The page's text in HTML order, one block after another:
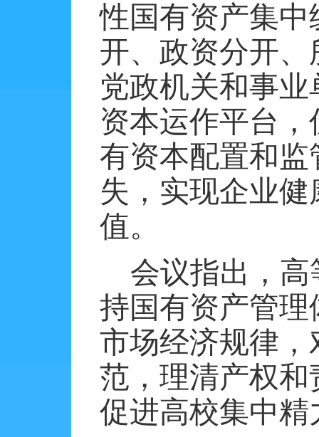
性国有资产集
开、政资分开
党政机关和事
资本运作平台
有资本配置和
失，实现企业
值。
会议指出，
持国有资产管
市场经济规律
范，理清产权
促进高校集中